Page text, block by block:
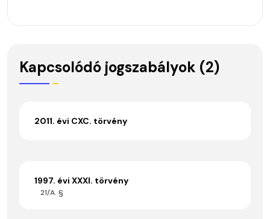
Kapcsolódó jogszabályok (2)
2011. évi CXC. törvény
1997. évi XXXI. törvény
21/A. §